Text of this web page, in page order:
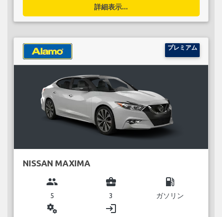
詳細表示...
プレミアム
NISSAN MAXIMA
group
5
business_center
3
local_gas_station
ガソリン
miscellaneous_services login